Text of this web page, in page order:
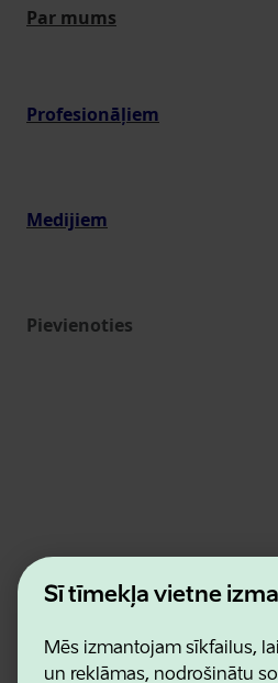
Šī tīmekļa vietne
Mēs izmantojam sīkfailus,
un reklāmas, nodrošinātu
Par mums
Profesionāļiem
Medijiem
Pievienoties
Estonian Business and Innovation
Kontakti
Lietošanas noteikumi
Sīkdatņu un konfidencialitātes